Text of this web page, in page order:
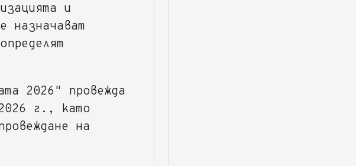
и
назначават
2026" провежда
г., като
на